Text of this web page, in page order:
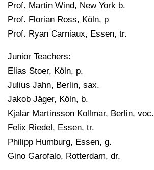
Prof. Martin Wind, New York b.
Prof. Florian Ross, Köln, p
Prof. Ryan Carniaux, Essen, tr.
Junior Teachers:
Elias Stoer, Köln, p.
Julius Jahn, Berlin, sax.
Jakob Jäger, Köln, b.
Kjalar Martinsson Kollmar, Berlin, voc.
Felix Riedel, Essen, tr.
Philipp Humburg, Essen, g.
Gino Garofalo, Rotterdam, dr.